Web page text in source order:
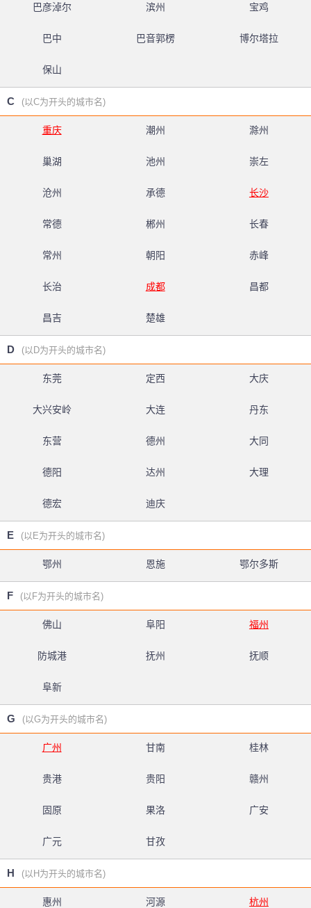
巴彦淖尔 滨州 宝鸡
巴中 巴音郭楞 博尔塔拉
保山
C (以C为开头的城市名)
重庆 潮州 滁州
巢湖 池州 崇左
沧州 承德 长沙
常德 郴州 长春
常州 朝阳 赤峰
长治 成都 昌都
昌吉 楚雄
D (以D为开头的城市名)
东莞 定西 大庆
大兴安岭 大连 丹东
东营 德州 大同
德阳 达州 大理
德宏 迪庆
E (以E为开头的城市名)
鄂州 恩施 鄂尔多斯
F (以F为开头的城市名)
佛山 阜阳 福州
防城港 抚州 抚顺
阜新
G (以G为开头的城市名)
广州 甘南 桂林
贵港 贵阳 赣州
固原 果洛 广安
广元 甘孜
H (以H为开头的城市名)
惠州 河源 杭州